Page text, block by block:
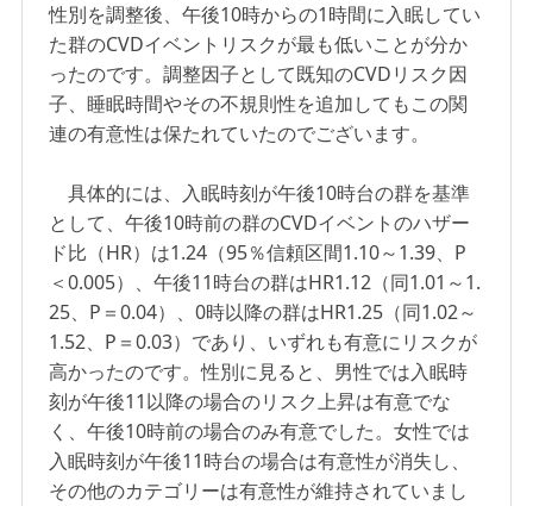
性別を調整後、午後10時からの1時間に入眠してい
た群のCVDイベントリスクが最も低いことが分か
ったのです。調整因子として既知のCVDリスク因
子、睡眠時間やその不規則性を追加してもこの関
連の有意性は保たれていたのでございます。
具体的には、入眠時刻が午後10時台の群を基準
として、午後10時前の群のCVDイベントのハザー
ド比（HR）は1.24（95％信頼区間1.10～1.39、P
＜0.005）、午後11時台の群はHR1.12（同1.01～1.
25、P＝0.04）、0時以降の群はHR1.25（同1.02～
1.52、P＝0.03）であり、いずれも有意にリスクが
高かったのです。性別に見ると、男性では入眠時
刻が午後11以降の場合のリスク上昇は有意でな
く、午後10時前の場合のみ有意でした。女性では
入眠時刻が午後11時台の場合は有意性が消失し、
その他のカテゴリーは有意性が維持されていまし